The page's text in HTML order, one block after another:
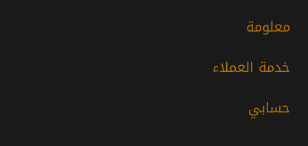
معلومة
خدمة العملاء
حسابي